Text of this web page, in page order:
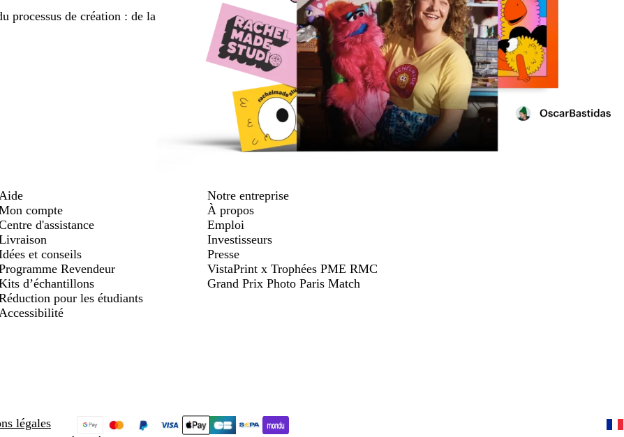
processus de création : de la
compte
d'assistance
et conseils
Revendeur
d’échantillons
pour les étudiants
Notre entreprise
À propos
Emploi
Investisseurs
Presse
VistaPrint x Trophées PME RMC
Grand Prix Photo Paris Match
légales